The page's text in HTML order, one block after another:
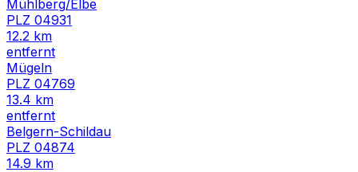
Mühlberg/Elbe
PLZ 04931
12.2 km
entfernt
Mügeln
PLZ 04769
13.4 km
entfernt
Belgern-Schildau
PLZ 04874
14.9 km